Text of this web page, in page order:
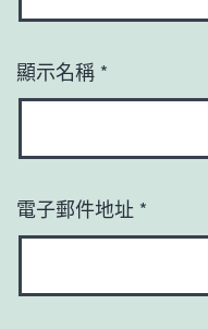
顯示名稱 *
電子郵件地址 *